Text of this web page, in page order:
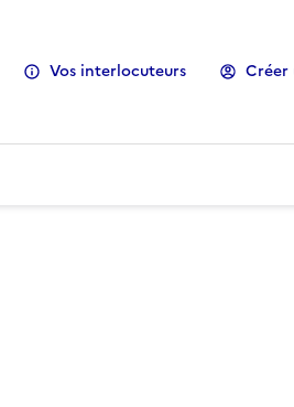
Vos interlocuteurs Créer